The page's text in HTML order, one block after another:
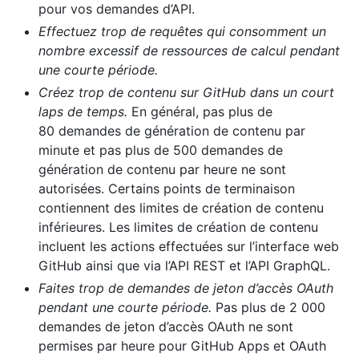
pour vos demandes d’API.
Effectuez trop de requêtes qui consomment un
nombre excessif de ressources de calcul pendant
une courte période.
Créez trop de contenu sur GitHub dans un court
laps de temps. En général, pas plus de
80 demandes de génération de contenu par
minute et pas plus de 500 demandes de
génération de contenu par heure ne sont
autorisées. Certains points de terminaison
contiennent des limites de création de contenu
inférieures. Les limites de création de contenu
incluent les actions effectuées sur l’interface web
GitHub ainsi que via l’API REST et l’API GraphQL.
Faites trop de demandes de jeton d’accès OAuth
pendant une courte période. Pas plus de 2 000
demandes de jeton d’accès OAuth ne sont
permises par heure pour GitHub Apps et OAuth